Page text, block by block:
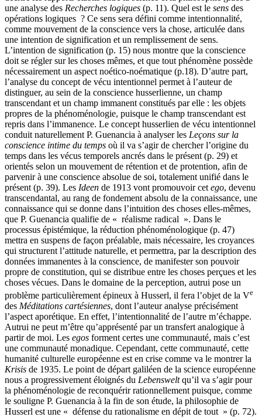
une analyse des Recherches logiques (p. 11). Quel est le sens des
opérations logiques ? Ce sens sera défini comme intentionnalité,
comme mouvement de la conscience vers la chose, articulée dans
une intention de signification et un remplissement de sens.
L’intention de signification (p. 15) nous montre que la conscience
doit se régler sur les choses mêmes, et que tout phénomène possède
nécessairement un aspect noético-noématique (p.18). D’autre part,
l’analyse du concept de vécu intentionnel permet à l’auteur de
distinguer, au sein de la conscience husserlienne, un champ
transcendant et un champ immanent constitués par elle : les objets
propres de la phénoménologie, puisque le champ transcendant est
repris dans l’immanence. Le concept husserlien de vécu intentionnel
conduit naturellement P. Guenancia à analyser les Leçons sur la
conscience intime du temps où il va s’agir de chercher l’origine du
temps dans les vécus temporels ancrés dans le présent (p. 29) et
orientés selon un mouvement de rétention et de protention, afin de
parvenir à une conscience absolue de soi, totalement unifié dans le
présent (p. 39). Les Ideen de 1913 vont promouvoir cet ego, devenu
transcendantal, au rang de fondement absolu de la connaissance, une
connaissance qui se donne dans l’intuition des choses elles-mêmes,
que P. Guenancia qualifie de « réalisme radical ». Dans le
processus épistémique, la réduction phénoménologique (p. 47)
mettra en suspens de façon préalable, mais nécessaire, les croyances
qui structurent l’attitude naturelle, et permettra, par la description des
données immanentes à la conscience, de manifester son pouvoir
propre de constitution, qui se distribue entre les choses perçues et les
choses vécues. Dans le domaine de la perception, autrui pose un
problème particulièrement épineux à Husserl, il fera l’objet de la Ve
des Méditations cartésiennes, dont l’auteur analyse précisément
l’aspect aporétique. En effet, l’intentionnalité de l’autre m’échappe.
Autrui ne peut m’être qu’apprésenté par un transfert analogique à
partir de moi. Les egos forment certes une communauté, mais c’est
une communauté monadique. Cependant, cette communauté, cette
humanité culturelle européenne est en crise comme va le montrer la
Krisis de 1935. Le point de départ galiléen de la science européenne
nous a progressivement éloignés du Lebensweltqu’il va s’agir pour
la phénoménologie de reconquérir rationnellement puisque, comme
le souligne P. Guenancia à la fin de son étude, la philosophie de
Husserl est une « défense du rationalisme en dépit de tout » (p. 72).